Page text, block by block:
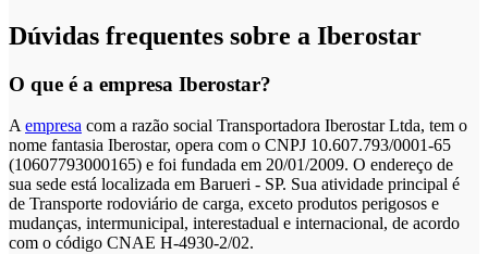
Dúvidas frequentes sobre a Iberostar
O que é a empresa Iberostar?
A empresa com a razão social Transportadora Iberostar Ltda, tem o
nome fantasia Iberostar, opera com o CNPJ 10.607.793/0001-65
(10607793000165) e foi fundada em 20/01/2009. O endereço de
sua sede está localizada em Barueri - SP. Sua atividade principal é
de Transporte rodoviário de carga, exceto produtos perigosos e
mudanças, intermunicipal, interestadual e internacional, de acordo
com o código CNAE H-4930-2/02.